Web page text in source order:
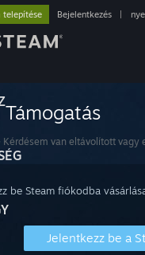
telepítése Bejelentkezés
Kérdésem van eltávolított
be Steam fiókodba
Jelentkezz be a